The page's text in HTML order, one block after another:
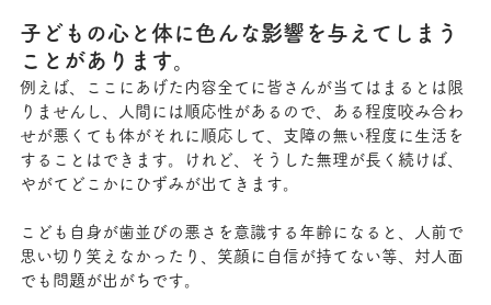
子どもの心と体に色んな影響を与えてしまう
ことがあります。
例えば、ここにあげた内容全てに皆さんが当てはまるとは限
りませんし、人間には順応性があるので、ある程度咬み合わ
せが悪くても体がそれに順応して、支障の無い程度に生活を
することはできます。けれど、そうした無理が長く続けば、
やがてどこかにひずみが出てきます。
こども自身が歯並びの悪さを意識する年齢になると、人前で
思い切り笑えなかったり、笑顔に自信が持てない等、対人面
でも問題が出がちです。